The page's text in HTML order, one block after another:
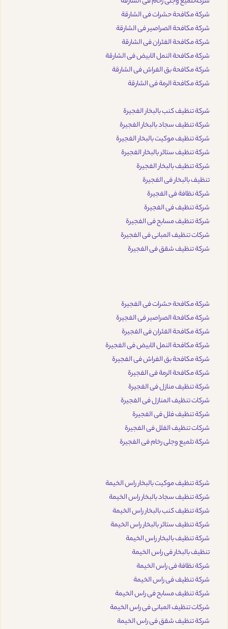
شركة مكافحة حشرات فى الشارقة
شركة مكافحة الصراصير فى الشارقة
شركة مكافحة الفئران فى الشارقة
شركة مكافحة النمل الابيض فى الشارقة
شركة مكافحة بق الفراش فى الشارقة
شركة مكافحة الرمة فى الشارقة
شركة تنظيف كنب بالبخار الفجيرة
شركة تنظيف سجاد بالبخار الفجيرة
شركة تنظيف موكيت بالبخار الفجيرة
شركة تنظيف ستائر بالبخار الفجيرة
شركة تنظيف بالبخار الفجيرة
تنظيف بالبخار فى الفجيرة
شركة نظافة فى الفجيرة
شركة تنظيف فى الفجيرة
شركة تنظيف مسابح فى الفجيرة
شركات تنظيف المبانى فى الفجيرة
شركة تنظيف شقق فى الفجيرة
شركة مكافحة حشرات فى الفجيرة
شركة مكافحة الصراصير فى الفجيرة
شركة مكافحة الفئران فى الفجيرة
شركة مكافحة النمل الابيض فى الفجيرة
شركة مكافحة بق الفراش فى الفجيرة
شركة مكافحة الرمة فى الفجيرة
شركة تنظيف منازل فى الفجيرة
شركات تنظيف المنازل فى الفجيرة
شركة تنظيف فلل فى الفجيرة
شركات تنظيف الفلل فى الفجيرة
شركة تلميع وجلى رخام فى الفجيرة
شركة تنظيف موكيت بالبخار راس الخيمة
شركة تنظيف سجاد بالبخار راس الخيمة
شركة تنظيف كنب بالبخار راس الخيمة
شركة تنظيف ستائر بالبخار راس الخيمة
شركة تنظيف بالبخار راس الخيمة
تنظيف بالبخار فى راس الخيمة
شركة نظافة فى راس الخيمة
شركة تنظيف فى راس الخيمة
شركة تنظيف مسابح فى راس الخيمة
شركات تنظيف المبانى فى راس الخيمة
شركة تنظيف شقق فى راس الخيمة